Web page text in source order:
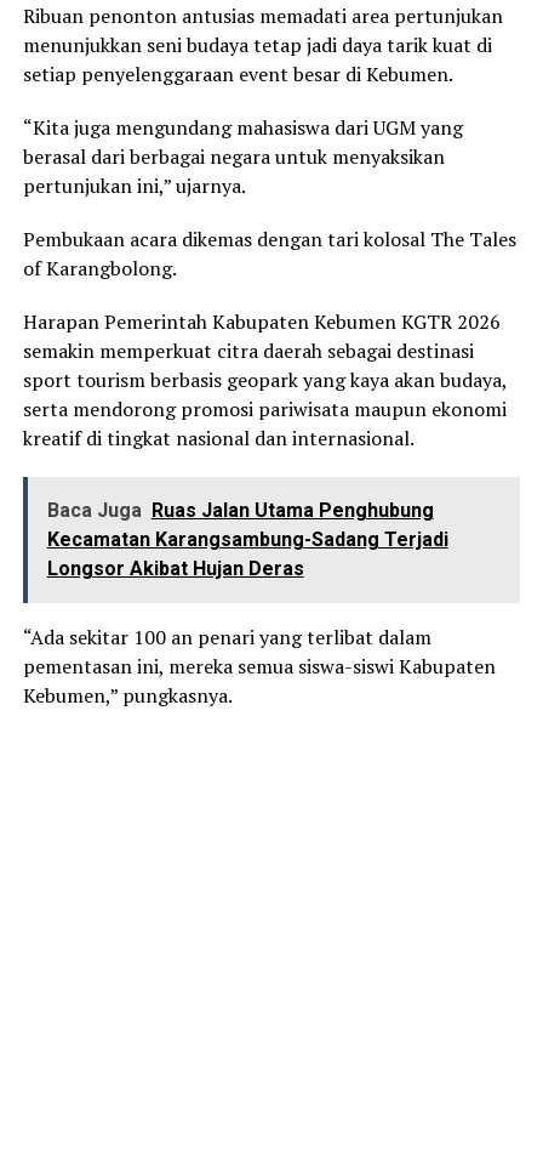
Ribuan penonton antusias memadati area pertunjukan
menunjukkan seni budaya tetap jadi daya tarik kuat di
setiap penyelenggaraan event besar di Kebumen.
“Kita juga mengundang mahasiswa dari UGM yang
berasal dari berbagai negara untuk menyaksikan
pertunjukan ini,” ujarnya.
Pembukaan acara dikemas dengan tari kolosal The Tales
of Karangbolong.
Harapan Pemerintah Kabupaten Kebumen KGTR 2026
semakin memperkuat citra daerah sebagai destinasi
sport tourism berbasis geopark yang kaya akan budaya,
serta mendorong promosi pariwisata maupun ekonomi
kreatif di tingkat nasional dan internasional.
Baca Juga Ruas Jalan Utama Penghubung
Kecamatan Karangsambung-Sadang Terjadi
Longsor Akibat Hujan Deras
“Ada sekitar 100 an penari yang terlibat dalam
pementasan ini, mereka semua siswa-siswi Kabupaten
Kebumen,” pungkasnya.